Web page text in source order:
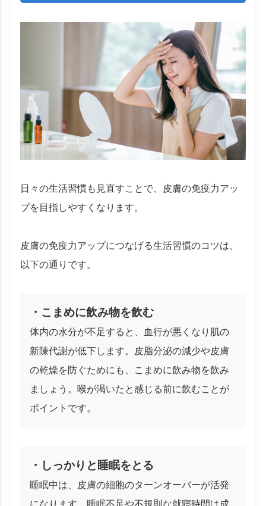
日々の生活習慣も見直すことで、皮膚の免疫力アッ
プを目指しやすくなります。
皮膚の免疫力アップにつなげる生活習慣のコツは、
以下の通りです。
・こまめに飲み物を飲む
体内の水分が不足すると、血行が悪くなり肌の
新陳代謝が低下します。皮脂分泌の減少や皮膚
の乾燥を防ぐためにも、こまめに飲み物を飲み
ましょう。喉が渇いたと感じる前に飲むことが
ポイントです。
・しっかりと睡眠をとる
睡眠中は、皮膚の細胞のターンオーバーが活発
になります。睡眠不足や不規則な就寝時間は成